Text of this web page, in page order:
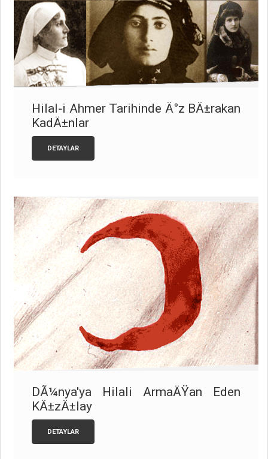
Hilal-i Ahmer Tarihinde Ä°z BÄ±rakan
KadÄ±nlar
DETAYLAR
DÃ¼nya'ya Hilali ArmaÄŸan Eden
KÄ±zÄ±lay
DETAYLAR